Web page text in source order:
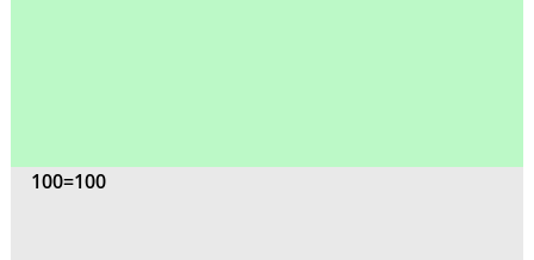
100=100